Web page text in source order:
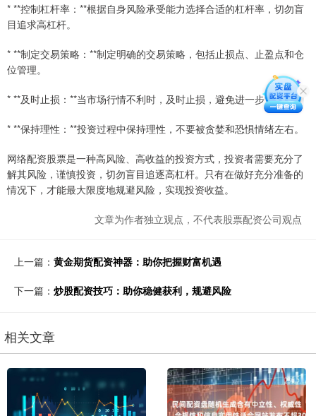
* **控制杠杆率：**根据自身风险承受能力选择合适的杠杆率，切勿盲
目追求高杠杆。
* **制定交易策略：**制定明确的交易策略，包括止损点、止盈点和仓
位管理。
* **及时止损：**当市场行情不利时，及时止损，避免进一步亏损。
* **保持理性：**投资过程中保持理性，不要被贪婪和恐惧情绪左右。
网络配资股票是一种高风险、高收益的投资方式，投资者需要充分了
解其风险，谨慎投资，切勿盲目追逐高杠杆。只有在做好充分准备的
情况下，才能最大限度地规避风险，实现投资收益。
文章为作者独立观点，不代表股票配资公司观点
上一篇： 黄金期货配资神器：助你把握财富机遇
下一篇： 炒股配资技巧：助你稳健获利，规避风险
相关文章